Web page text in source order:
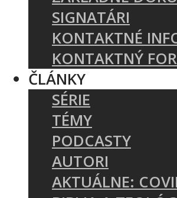
SIGNATÁRI
KONTAKTNÉ
KONTAKTNÝ
ČLÁNKY
SÉRIE
TÉMY
PODCASTY
AUTORI
AKTUÁLNE: